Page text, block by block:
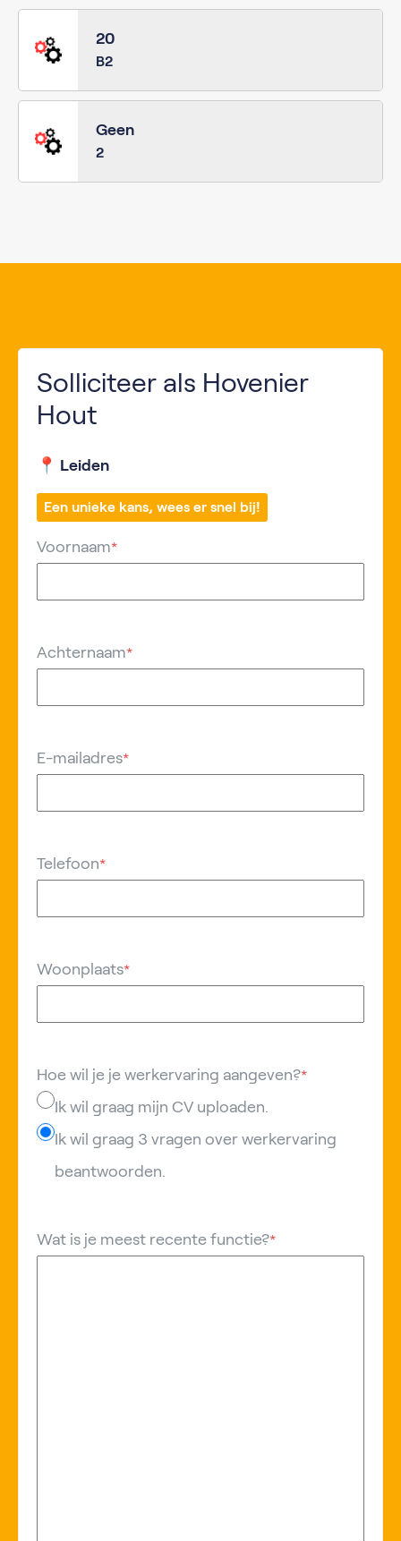
20
B2
Geen
2
Solliciteer als Hovenier
Hout
📍 Leiden
Een unieke kans, wees er snel bij!
Voornaam*
Achternaam*
E-mailadres*
Telefoon*
Woonplaats*
Hoe wil je je werkervaring aangeven?*
Ik wil graag mijn CV uploaden.
Ik wil graag 3 vragen over werkervaring
beantwoorden.
Wat is je meest recente functie?*